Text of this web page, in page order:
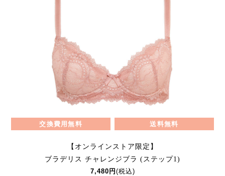
交換費用無料 送料無料
【オンラインストア限定】
ブラデリス チャレンジブラ (ステップ1)
7,480円 (税込)